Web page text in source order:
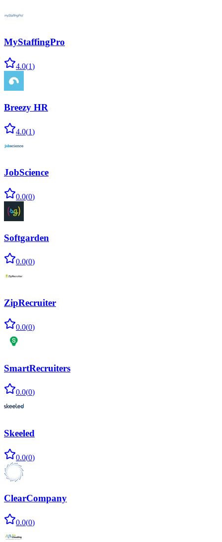
MyStaffingPro
4.0(1)
Breezy HR
4.0(1)
JobScience
0.0(0)
Softgarden
0.0(0)
ZipRecruiter
0.0(0)
SmartRecruiters
0.0(0)
Skeeled
0.0(0)
ClearCompany
0.0(0)